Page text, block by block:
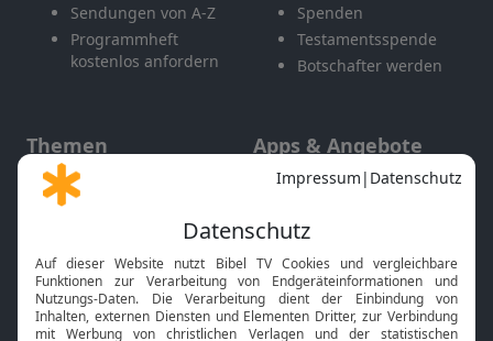
Sendungen von A-Z
Programmheft
kostenlos anfordern
Spenden
Testamentsspende
Botschafter werden
Themen
Gott und Bibel erklärt
Neuigkeiten
Apps & Angebote
Mobile App
Smart TV
HbbTV
Bibelthek Online-Bibel